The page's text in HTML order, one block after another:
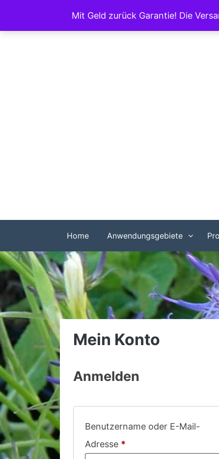
springen
Home Anwendungsgebiete
Mein Konto
Anmelden
Benutzername oder E-Mail-
Adresse *
Mit Geld zurück Garantie! Die